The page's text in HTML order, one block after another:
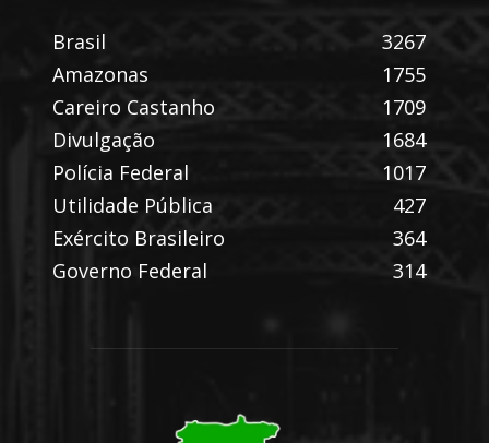
Brasil
3267
Amazonas
1755
Careiro Castanho
1709
Divulgação
1684
Polícia Federal
1017
Utilidade Pública
427
Exército Brasileiro
364
Governo Federal
314